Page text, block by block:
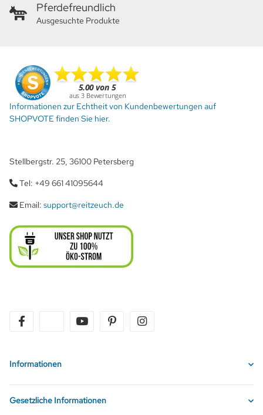
Pferdefreundlich
Ausgesuchte Produkte
Informationen zur Echtheit von Kundenbewertungen auf
SHOPVOTE finden Sie hier.
Stellbergstr. 25, 36100 Petersberg
Tel: +49 661 41095644
Email: support@reitzeuch.de
twitter youtube pinterest
Informationen
Gesetzliche Informationen